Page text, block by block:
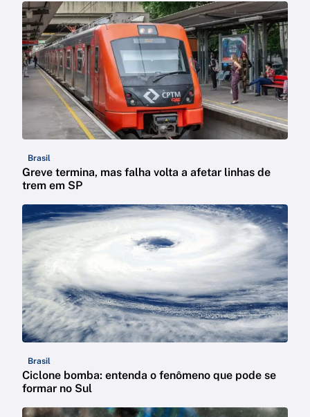
Brasil
Greve termina, mas falha volta a afetar linhas de
trem em SP
Brasil
Ciclone bomba: entenda o fenômeno que pode se
formar no Sul